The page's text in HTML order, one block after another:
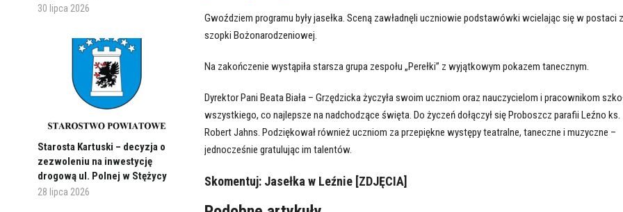
30 lipca 2026
Starosta Kartuski – decyzja o
zezwoleniu na inwestycję
drogową ul. Polnej w Stężycy
28 lipca 2026
Gwoździem programu były jasełka. Sceną zawładnęli uczniowie podstawówki wcielając się w postaci z
szopki Bożonarodzeniowej.
Na zakończenie wystąpiła starsza grupa zespołu „Perełki” z wyjątkowym pokazem tanecznym.
Dyrektor Pani Beata Biała – Grzędzicka życzyła swoim uczniom oraz nauczycielom i pracownikom
wszystkiego, co najlepsze na nadchodzące święta. Do życzeń dołączył się Proboszcz parafii Leźno ks.
Robert Jahns. Podziękował również uczniom za przepiękne występy teatralne, taneczne i muzyczne –
jednocześnie gratulując im talentów.
Skomentuj: Jasełka w Leźnie [ZDJĘCIA]